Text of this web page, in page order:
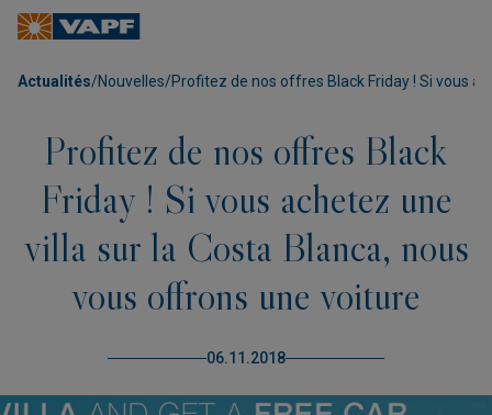
Actualités/Nouvelles/Profitez de nos offres Black Friday ! Si vous
Profitez de nos offres Black
Friday ! Si vous achetez une
villa sur la Costa Blanca, nous
vous offrons une voiture
06.11.2018